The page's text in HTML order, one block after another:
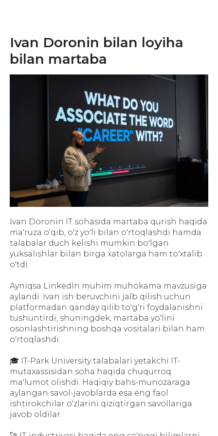
Ivan Doronin bilan loyiha
bilan martaba
Ivan Doronin IT sohasida martaba qurish haqida
ma'ruza o'qib, o'z yo'li bilan o'rtoqlashdi hamda
talabalar duch kelishi mumkin bo'lgan
yuksalishlar bilan birga xatolarga ham to'xtalib
o'tdi.
Ayniqsa LinkedIn muhim muhokama mavzusiga
aylandi. Ivan ish beruvchini jalb qilish uchun
platformadan qanday qilib to'g'ri foydalanishni
tushuntirdi, shuningdek, martaba yo'lini
osonlashtirishning boshqa vositalari bilan ham
o'rtoqlashdi.
🎓 IT-Park University talabalari yetakchi IT-
mutaxassisidan soha haqida chuqurroq
ma'lumot olishdi. Haqiqiy bahs-munozaraga
aylangan savol-javoblarda esa eng faol
ishtirokchilar o‘zlarini qiziqtirgan savollariga
javob oldilar.